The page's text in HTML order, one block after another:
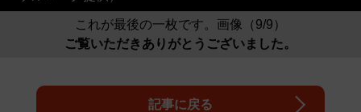
これが最後の一枚です。画像（9/9）
ご覧いただきありがとうございました。
記事に戻る